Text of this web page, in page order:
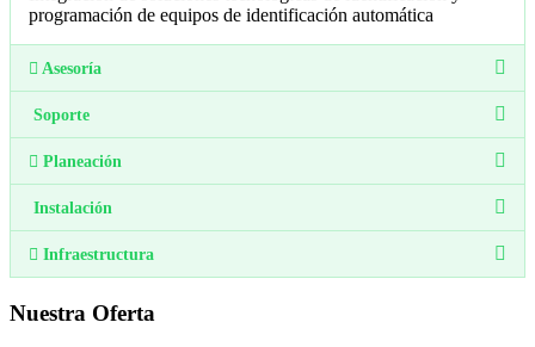
programación de equipos de identificación automática
Asesoría
Soporte
Planeación
Instalación
Infraestructura
Nuestra Oferta